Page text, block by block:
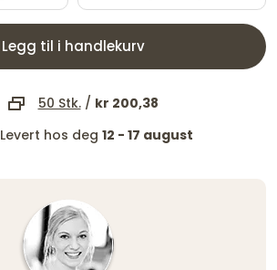
Legg til i handlekurv
50 Stk./ kr 200,38
Levert hos deg 12 - 17 august